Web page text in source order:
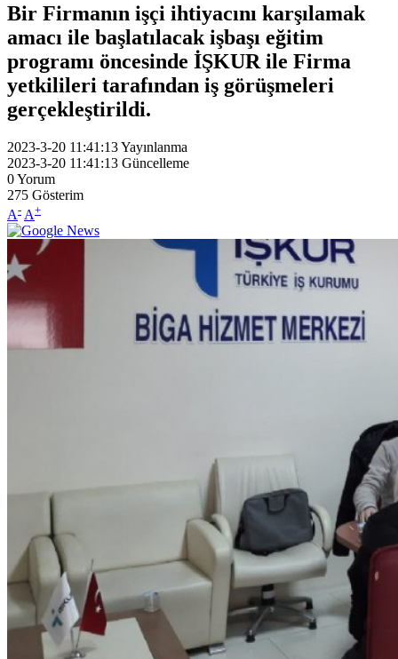
Bir Firmanın işçi ihtiyacını karşılamak
amacı ile başlatılacak işbaşı eğitim
programı öncesinde İŞKUR ile Firma
yetkilileri tarafından iş görüşmeleri
gerçekleştirildi.
2023-3-20 11:41:13Yayınlanma
2023-3-20 11:41:13 Güncelleme
0Yorum
275 Gösterim
A- A+